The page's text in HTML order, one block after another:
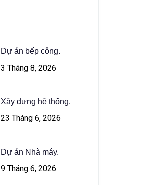
Dự án bếp công.
3 Tháng 8, 2026
Xây dựng hệ thống.
23 Tháng 6, 2026
Dự án Nhà máy.
9 Tháng 6, 2026